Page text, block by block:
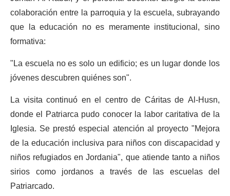
colaboración entre la parroquia y la escuela, subrayando
que la educación no es meramente institucional, sino
formativa:
"La escuela no es solo un edificio; es un lugar donde los
jóvenes descubren quiénes son".
La visita continuó en el centro de Cáritas de Al-Husn,
donde el Patriarca pudo conocer la labor caritativa de la
Iglesia. Se prestó especial atención al proyecto "Mejora
de la educación inclusiva para niños con discapacidad y
niños refugiados en Jordania", que atiende tanto a niños
sirios como jordanos a través de las escuelas del
Patriarcado.